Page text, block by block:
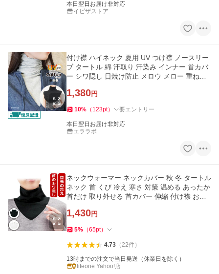
本日翌日お届け非対応
イビザストア
付け襟 ハイネック 夏用 UV つけ襟 ノースリー
ブ タートル 綿 汗取り 汗染み インナー 首カバ
ー シワ隠し 日焼け防止 メロウ メロー 重ね着
1,380円
10% （ 123pt） 要エントリー
本日翌日お届け非対応
エララボ
ネックウォーマー ネックカバー 秋 冬 タートル
ネック 首 くび 冷え 寒さ 対策 温める あったか
首だけ 取り外せる 首カバー 伸縮 付け襟 お洒
1,430円
5% （65pt）
4.73（22件）
13時までの注文で当日発送（休業日を除く）
lifeone Yahoo!店